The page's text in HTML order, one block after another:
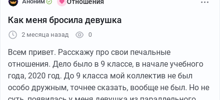
Сохатый разбил панорамное окно и упал в бассейн без
воды, откуда не смог выбраться.
Как меня бросила девушка
2 месяца назад 0
Всем привет. Расскажу про свои печальные
отношения. Дело было в 9 классе, в начале учебного
года, 2020 год. До 9 класса мой коллектив не был
особо дружным, точнее сказать, вообще не был. Но не